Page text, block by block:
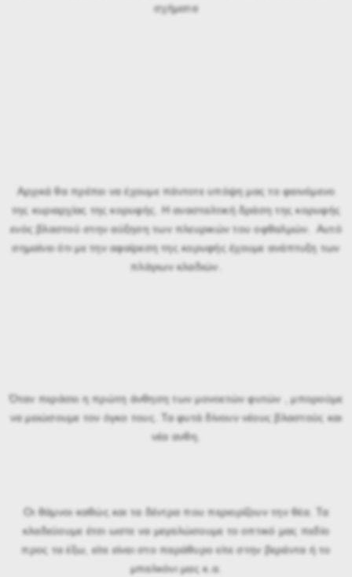
σχήματα
Αρχικά θα πρέπει να έχουμε πάντοτε υπόψη μας το φαινόμενο
της κυριαρχίας της κορυφής. Η ανασταλτική δράση της κορυφής
ενός βλαστού στην αύξηση των πλευρικών του οφθαλμών. Αυτό
σημαίνει ότι με την αφαίρεση της κορυφής έχουμε ανάπτυξη των
πλάγιων κλαδιών.
Όταν περάσει η πρώτη άνθηση των μονοετών φυτών , μπορούμε
να μειώσουμε τον όγκο τους. Τα φυτά δίνουν νέους βλαστούς και
νέα ανθη.
Οι θάμνοι καθώς και τα δέντρα που περιορίζουν την θέα. Τα
κλαδεύουμε έτσι ωστε να μεγαλώσουμε το οπτικό μας πεδίο
προς τα έξω, είτε είναι στο παράθυρο είτε στην βεράντα ή το
μπαλκόνι μας κ.α.